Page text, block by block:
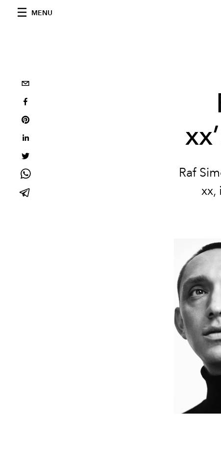
MENU
Raf
xx,